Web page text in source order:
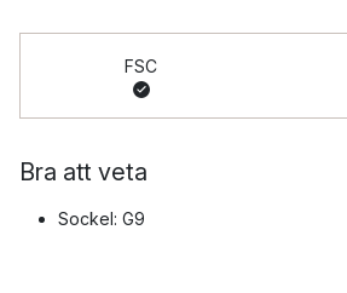
FSC
Bra att veta
Sockel: G9